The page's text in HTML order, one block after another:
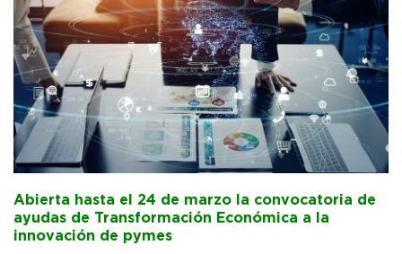
Abierta hasta el 24 de marzo la convocatoria de
ayudas de Transformación Económica a la
innovación de pymes